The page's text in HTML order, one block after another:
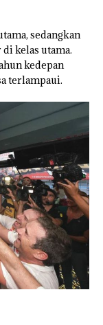
sedangkan
kelas utama.
kedepan
terlampaui.